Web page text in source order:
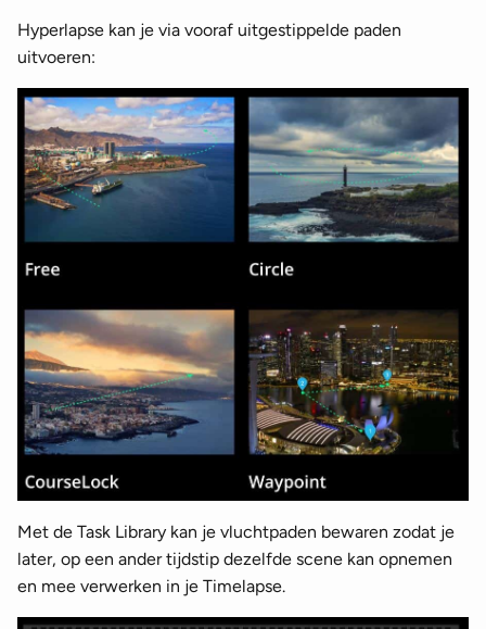
Hyperlapse kan je via vooraf uitgestippelde paden
uitvoeren:
Met de Task Library kan je vluchtpaden bewaren zodat je
later, op een ander tijdstip dezelfde scene kan opnemen
en mee verwerken in je Timelapse.